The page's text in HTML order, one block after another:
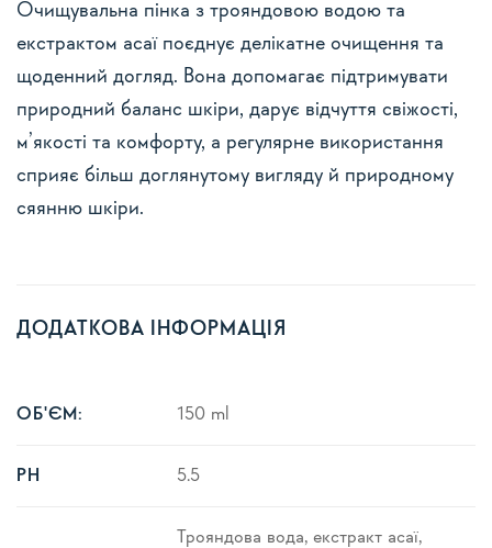
Очищувальна пінка з трояндовою водою та
екстрактом асаї поєднує делікатне очищення та
щоденний догляд. Вона допомагає підтримувати
природний баланс шкіри, дарує відчуття свіжості,
м’якості та комфорту, а регулярне використання
сприяє більш доглянутому вигляду й природному
сяянню шкіри.
ДОДАТКОВА ІНФОРМАЦІЯ
ОБ'ЄМ: 150 ml
PH 5.5
Трояндова вода, екстракт асаї,
Підпишіться на розсилку і
отримайте 15% знижки на
перше замовлення!